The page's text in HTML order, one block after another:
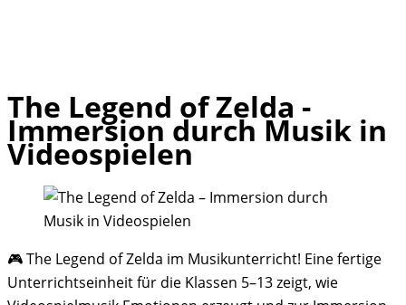
Skip
to
content
The Legend of Zelda -
Immersion durch Musik in
Videospielen
🎮 The Legend of Zelda im Musikunterricht! Eine fertige
Unterrichtseinheit für die Klassen 5–13 zeigt, wie